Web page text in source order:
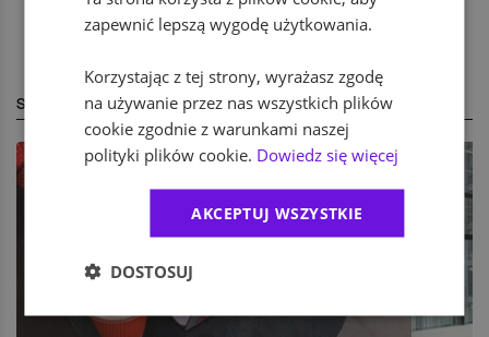
STREFA EKSPERTA
zapewnić lepszą wygodę użytkowania.
Korzystając z tej strony, wyrażasz zgodę
na używanie przez nas wszystkich plików
cookie zgodnie z warunkami naszej
polityki plików cookie. Dowiedz się więcej
AKCEPTUJ WSZYSTKIE
DOSTOSUJ